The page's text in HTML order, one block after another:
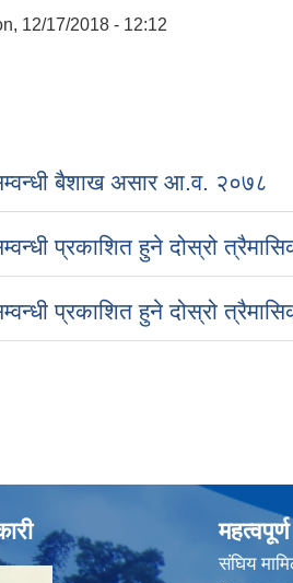
12/17/2018 - 12:12
बैशाख असार आ.व. २०७८
प्रकाशित हुने दोस्रो
प्रकाशित हुने दोस्रो
संघिय